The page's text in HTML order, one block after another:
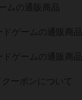
ムの通販商品
ゲームの通販商品
ゲームの通販商品
ーポンについて